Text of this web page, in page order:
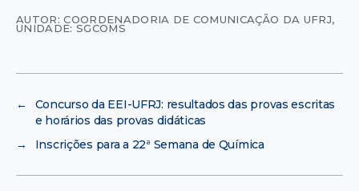
AUTOR: COORDENADORIA DE COMUNICAÇÃO DA UFRJ,
UNIDADE: SGCOMS
←
Concurso da EEI-UFRJ: resultados das provas escritas
e horários das provas didáticas
→
Inscrições para a 22ª Semana de Química